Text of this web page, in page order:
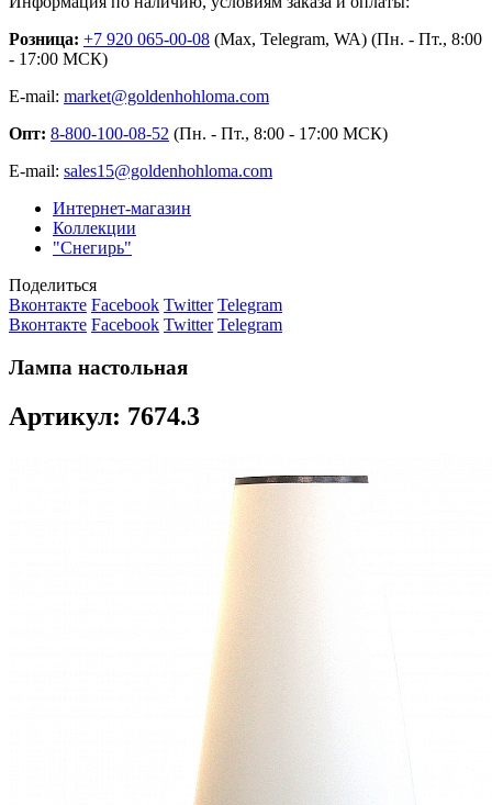
Розница: +7 920 065-00-08 (Max, Telegram, WA) (Пн. - Пт., 8:00
- 17:00 МСК)
E-mail: market@goldenhohloma.com
Опт: 8-800-100-08-52 (Пн. - Пт., 8:00 - 17:00 МСК)
E-mail: sales15@goldenhohloma.com
Интернет-магазин
Коллекции
"Снегирь"
Поделиться
Вконтакте Facebook Twitter Telegram
Вконтакте Facebook Twitter Telegram
Лампа настольная
Артикул: 7674.3